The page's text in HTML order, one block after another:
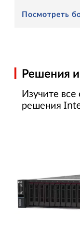
Посмотреть
Решения
Изучите
решения